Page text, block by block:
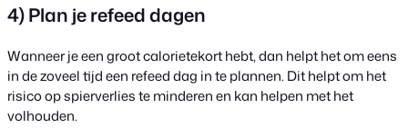
4) Plan je refeed dagen
Wanneer je een groot calorietekort hebt, dan helpt het om eens
in de zoveel tijd een refeed dag in te plannen. Dit helpt om het
risico op spierverlies te minderen en kan helpen met het
volhouden.